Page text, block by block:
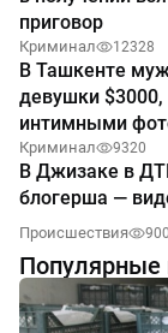
приговор
Криминал 12328
В Ташкенте
девушки
интимными
Криминал 9320
В Джизаке в
блогерша —
Происшествия
Популярные